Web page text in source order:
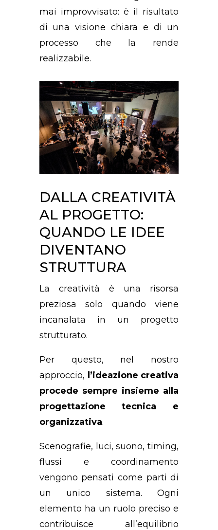
mai improvvisato: è il risultato
di una visione chiara e di un
processo che la rende
realizzabile.
DALLA CREATIVITÀ
AL PROGETTO:
QUANDO LE IDEE
DIVENTANO
STRUTTURA
La creatività è una risorsa
preziosa solo quando viene
incanalata in un progetto
strutturato.
Per questo, nel nostro
approccio, l’ideazione creativa
procede sempre insieme alla
progettazione tecnica e
organizzativa.
Scenografie, luci, suono, timing,
flussi e coordinamento
vengono pensati come parti di
un unico sistema. Ogni
elemento ha un ruolo preciso e
contribuisce all’equilibrio